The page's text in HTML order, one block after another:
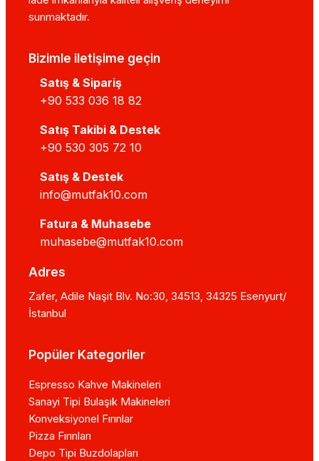
sunmaktadır.
Bizimle iletişime geçin
Satış & Sipariş
+90 533 036 18 82
Satış Takibi & Destek
+90 530 305 72 10
Satış & Destek
info@mutfak10.com
Fatura & Muhasebe
muhasebe@mutfak10.com
Adres
Zafer, Adile Naşit Blv. No:30, 34513, 34325 Esenyurt/
İstanbul
Popüler Kategoriler
Espresso Kahve Makineleri
Sanayi Tipi Bulaşık Makineleri
Konveksiyonel Fırınlar
Pizza Fırınları
Depo Tipi Buzdolapları